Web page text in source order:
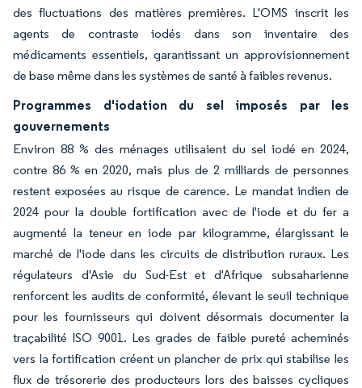
des fluctuations des matières premières. L'OMS inscrit les
agents de contraste iodés dans son inventaire des
médicaments essentiels, garantissant un approvisionnement
de base même dans les systèmes de santé à faibles revenus.
Programmes d'iodation du sel imposés par les
gouvernements
Environ 88 % des ménages utilisaient du sel iodé en 2024,
contre 86 % en 2020, mais plus de 2 milliards de personnes
restent exposées au risque de carence. Le mandat indien de
2024 pour la double fortification avec de l'iode et du fer a
augmenté la teneur en iode par kilogramme, élargissant le
marché de l'iode dans les circuits de distribution ruraux. Les
régulateurs d'Asie du Sud-Est et d'Afrique subsaharienne
renforcent les audits de conformité, élevant le seuil technique
pour les fournisseurs qui doivent désormais documenter la
traçabilité ISO 9001. Les grades de faible pureté acheminés
vers la fortification créent un plancher de prix qui stabilise les
flux de trésorerie des producteurs lors des baisses cycliques